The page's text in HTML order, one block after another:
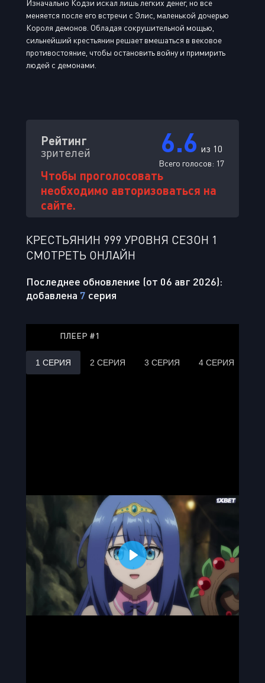
Изначально Кодзи искал лишь легких денег, но все
меняется после его встречи с Элис, маленькой дочерью
Короля демонов. Обладая сокрушительной мощью,
сильнейший крестьянин решает вмешаться в вековое
противостояние, чтобы остановить войну и примирить
людей с демонами.
Рейтинг
зрителей 6.6 из 10
Всего голосов: 17
Чтобы проголосовать
необходимо авторизоваться на
сайте.
КРЕСТЬЯНИН 999 УРОВНЯ СЕЗОН 1
СМОТРЕТЬ ОНЛАЙН
Последнее обновление (от 06 авг 2026):
добавлена 7 серия
ПЛЕЕР #1